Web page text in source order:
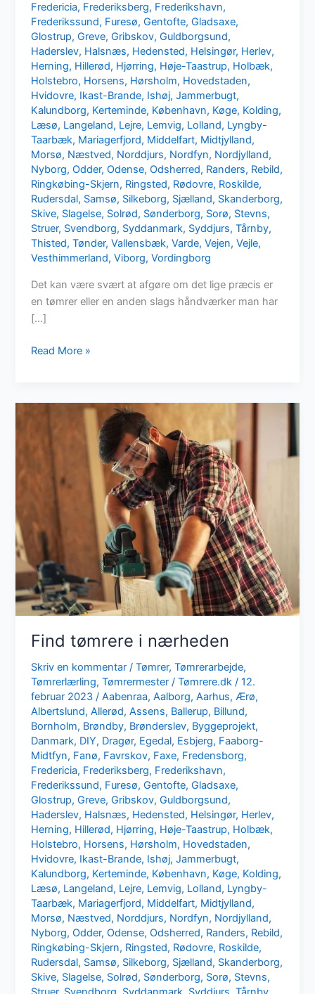
Fredericia, Frederiksberg, Frederikshavn,
Frederikssund, Furesø,Gentofte,Gladsaxe,
Glostrup,Greve,Gribskov,Guldborgsund,
Haderslev, Halsnæs, Hedensted, Helsingør, Herlev,
Herning, Hillerød, Hjørring, Høje-Taastrup, Holbæk,
Holstebro, Horsens, Hørsholm, Hovedstaden,
Hvidovre, Ikast-Brande, Ishøj,Jammerbugt,
Kalundborg, Kerteminde, København, Køge, Kolding,
Læsø, Langeland, Lejre, Lemvig, Lolland, Lyngby-
Taarbæk, Mariagerfjord, Middelfart, Midtjylland,
Morsø, Næstved, Norddjurs, Nordfyn, Nordjylland,
Nyborg,Odder,Odense,Odsherred, Randers, Rebild,
Ringkøbing-Skjern, Ringsted, Rødovre, Roskilde,
Rudersdal, Samsø, Silkeborg, Sjælland, Skanderborg,
Skive, Slagelse, Solrød, Sønderborg, Sorø, Stevns,
Struer, Svendborg, Syddanmark, Syddjurs,Tårnby,
Thisted,Tønder,Vallensbæk,Varde,Vejen,Vejle,
Vesthimmerland,Viborg,Vordingborg
Det kan være svært at afgøre om det lige præcis er
en tømrer eller en anden slags håndværker man har
[…]
Mangler
tømrer?
Read More »
Find tømrere i nærheden
Skriv en kommentar /Tømrer,Tømrerarbejde,
Tømrerlærling,Tømrermester /Tømrere.dk/12.
februar 2023/Aabenraa,Aalborg,Aarhus,Ærø,
Albertslund,Allerød,Assens, Ballerup, Billund,
Bornholm, Brøndby, Brønderslev, Byggeprojekt,
Danmark, DIY, Dragør, Egedal, Esbjerg, Faaborg-
Midtfyn, Fanø, Favrskov, Faxe, Fredensborg,
Fredericia, Frederiksberg, Frederikshavn,
Frederikssund, Furesø,Gentofte,Gladsaxe,
Glostrup,Greve,Gribskov,Guldborgsund,
Haderslev, Halsnæs, Hedensted, Helsingør, Herlev,
Herning, Hillerød, Hjørring, Høje-Taastrup, Holbæk,
Holstebro, Horsens, Hørsholm, Hovedstaden,
Hvidovre, Ikast-Brande, Ishøj,Jammerbugt,
Kalundborg, Kerteminde, København, Køge, Kolding,
Læsø, Langeland, Lejre, Lemvig, Lolland, Lyngby-
Taarbæk, Mariagerfjord, Middelfart, Midtjylland,
Morsø, Næstved, Norddjurs, Nordfyn, Nordjylland,
Nyborg,Odder,Odense,Odsherred, Randers, Rebild,
Ringkøbing-Skjern, Ringsted, Rødovre, Roskilde,
Rudersdal, Samsø, Silkeborg, Sjælland, Skanderborg,
Skive, Slagelse, Solrød, Sønderborg, Sorø, Stevns,